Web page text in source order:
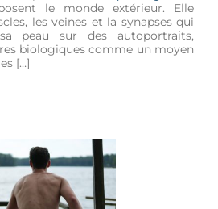
le monde extérieur. Elle
les veines et la synapses qui
peau sur des autoportraits,
biologiques comme un moyen
[…]